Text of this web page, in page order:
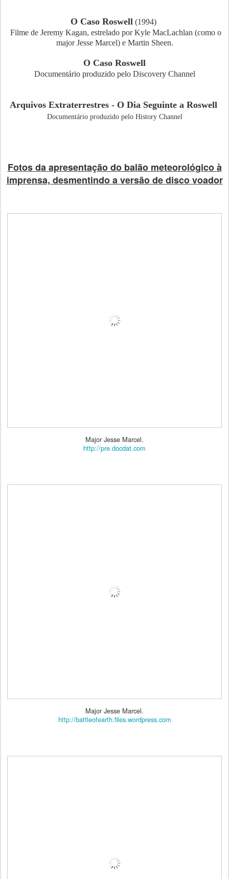
O Caso Roswell (1994)
Filme de Jeremy Kagan, estrelado por Kyle MacLachlan (como o
major Jesse Marcel) e Martin Sheen.
O Caso Roswell
Documentário produzido pelo Discovery Channel
Arquivos Extraterrestres - O Dia Seguinte a Roswell
Documentário produzido pelo History Channel
Fotos da apresentação do balão meteorológico à
imprensa, desmentindo a versão de disco voador
Major Jesse Marcel.
http://pre.docdat.com
Major Jesse Marcel.
http://battleofearth.files.wordpress.com